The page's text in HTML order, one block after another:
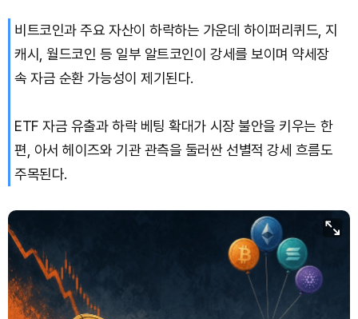
TRON (TRX) ₩463.0(+0.34%)
Hyperliquid (HYPE)
Bitcoin (BTC) ₩91,487,146(-0.47%)
비트코인과 주요 자산이 하락하는 가운데 하이퍼리퀴드, 지
캐시, 월드코인 등 일부 알트코인이 강세를 보이며 약세장
속 자금 순환 가능성이 제기된다.
ETF 자금 유출과 하락 베팅 확대가 시장 불안을 키우는 한
편, 아서 헤이즈와 기관 관측을 둘러싼 선별적 강세 흐름도
주목된다.